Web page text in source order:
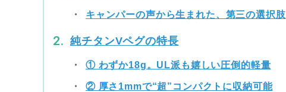
キャンパーの声から生まれた、第三の選択肢
純チタンVペグの特長
① わずか18g。UL派も嬉しい圧倒的軽量
② 厚さ1mmで“超”コンパクトに収納可能